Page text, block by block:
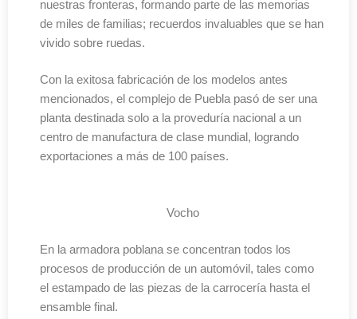
nuestras fronteras, formando parte de las memorias
de miles de familias; recuerdos invaluables que se han
vivido sobre ruedas.
Con la exitosa fabricación de los modelos antes
mencionados, el complejo de Puebla pasó de ser una
planta destinada solo a la proveduría nacional a un
centro de manufactura de clase mundial, logrando
exportaciones a más de 100 países.
Vocho
En la armadora poblana se concentran todos los
procesos de producción de un automóvil, tales como
el estampado de las piezas de la carrocería hasta el
ensamble final.